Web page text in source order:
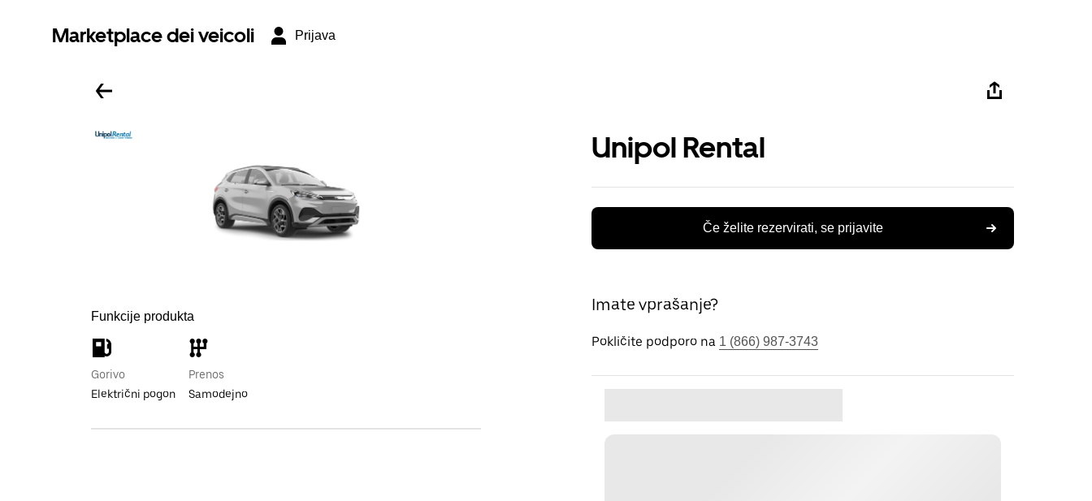
Marketplace dei veicoli Prijava
Funkcije produkta
Gorivo
Električni pogon
Prenos
Samodejno
Unipol Rental
Če želite rezervirati, se prijavite
Imate vprašanje?
Pokličite podporo na 1 (866) 987-3743